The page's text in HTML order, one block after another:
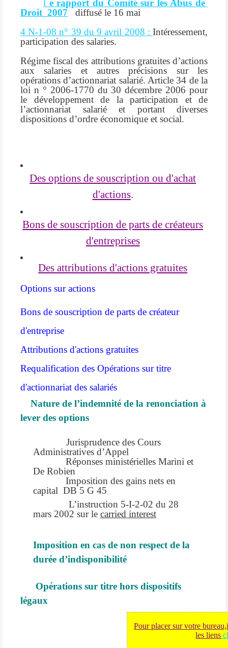
l e rapport du Comité sur les Abus de
Droit 2007 diffusé le 16 mai
4 N-1-08 n° 39 du 9 avril 2008 : Intéressement,
participation des salaries.
Régime fiscal des attributions gratuites d’actions
aux salaries et autres précisions sur les
opérations d’actionnariat salarié. Article 34 de la
loi n ° 2006-1770 du 30 décembre 2006 pour
le développement de la participation et de
l’actionnariat salarié et portant diverses
dispositions d’ordre économique et social.
Des options de souscription ou d'achat
d'actions.
Bons de souscription de parts de créateurs
d'entreprises
Des attributions d'actions gratuites
Options sur actions
Bons de souscription de parts de créateur
d'entreprise
Attributions d'actions gratuites
Requalification des Opérations sur titre
d'actionnariat des salariés
Nature de l’indemnité de la renonciation à
lever des options
Jurisprudence des Cours
Administratives d’Appel
Réponses ministérielles Marini et
De Robien
Imposition des gains nets en
capital DB 5 G 45
L’instruction 5-I-2-02 du 28
mars 2002 sur le carried interest
Imposition en cas de non respect de la
durée d’indisponibilité
Opérations sur titre hors dispositifs
légaux
Pour placer sur votre
les liens